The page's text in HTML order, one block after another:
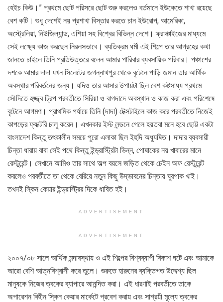
হেইচ কিউ।” প্রথমে ছোট পরিসরে ছোট শুরু করলেও বর্তমানে ইউকেতে শাখা রয়েছে
বেশ কটি। শুধু দেশেই নয় প্রশাখা বিস্তার করতে চান ইউরোপ, আমেরিকা,
অস্ট্রেলিয়া, নিউজিল্যান্ড, এশিয়া সহ বিশ্বের বিভিন্ন দেশে। ফ্রাঞ্চাইজের মাধ্যমে
সেই লক্ষ্যে কাজ করছেন নিরলসভাবে। ব্যতিক্রম ধর্মী এই শিল্পে তার আগ্রহের কথা
জানতে চাইলে তিনি প্রতিউত্তরে বলেন আমার পারিবার ব্যবসায়িক পরিবার। পঞ্চাশের
দশকে আমার দাদা যখন সিলেটের জগন্নাথপুর থেকে বৃটেনে পাড়ি জমান তার আর্থিক
অবস্থার পরিবর্তনের জন্য। যদিও তার আসার উপায়টা ছিল বেশ কষ্টসাধ্য প্রথমে
সৌদিতে হজ্জ্ব ট্রিপ পরবর্তীতে সিরিয়া ও বাগদাদে অবস্থান ও কাজ করা এবং পরিশেষে
বৃটেনে আগমণ। প্রাথমিক পর্যায়ে তিনি (দাদা) টেক্সটাইলে কাজ করে পরবর্তীতে নিজেই
কাপড়ের ফ্যাক্টরি চালু করেন। এখনকার ইস্ট লন্ডনে গেলে হয়তবা মনে হবে ছোট্ট একটা
বাংলাদেশ কিন্তু তৎকালীন সময়ে পুরো এলাকা ছিল ইহুদি অধ্যুষিত। দাদার ব্যবসায়ী
চিন্তা ধারায় বাবা সেই পথে কিন্তু ইন্ড্রাস্ট্রিটা ভিন্ন, পোষাকের নয় খাবারের মানে
রেস্টুরেন্ট। সেখানে আমিও তার সাথে অল্প বয়সে জড়িত থেকে চেইন অফ রেস্টুরেন্ট
করলেও পরবর্তীতে তা থেকে বেরিয়ে নতুন কিছু উদ্ভাবনের চিন্তায় ঘুরপাক খাই।
তখনই স্কিন কেয়ার ইন্ড্রাস্ট্রির দিকে ধাবিত হই।
ADVERTISEMENT
ADVERTISEMENT
২০০৭/০৮ সালে আর্থিক মন্দাবস্থায় ও এই শিল্পের বিশ্বব্যাপী বিকাশ ঘটে এবং আমাকে
আরো বেশি আত্নবিশ্বাসী করে তুলে। শুরুতে হারুনের ব্যক্তিগত উদ্দেশ্য ছিল
মানুষকে নিজের ত্বকের ব্যাপারে আনন্দিত করা। এই ধারণাই পরবর্তীতে তাকে
অপারেশন বিহীন স্কিন কেয়ার মার্কেটে প্রবেশ করায় এবং সাশ্রয়ী মূল্যে ত্বকের